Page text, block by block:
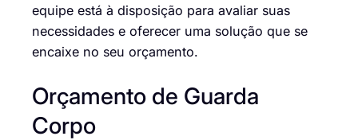
equipe está à disposição para avaliar suas
necessidades e oferecer uma solução que se
encaixe no seu orçamento.
Orçamento de Guarda
Corpo